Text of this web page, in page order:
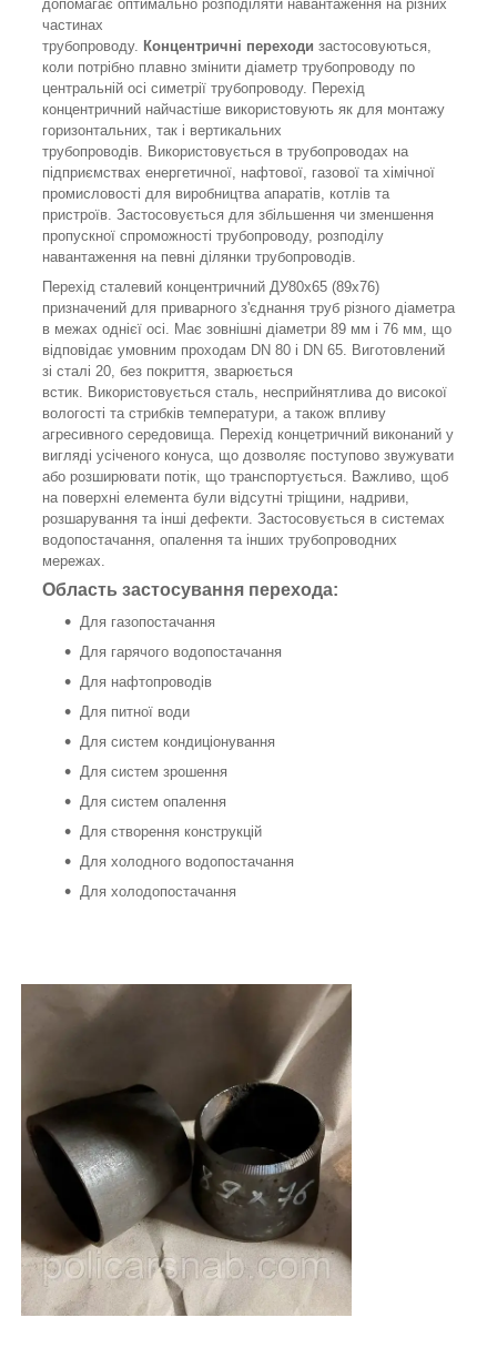
допомагає оптимально розподіляти навантаження на різних
частинах
трубопроводу. Концентричні переходи застосовуються,
коли потрібно плавно змінити діаметр трубопроводу по
центральній осі симетрії трубопроводу. Перехід
концентричний найчастіше використовують як для монтажу
горизонтальних, так і вертикальних
трубопроводів. Використовується в трубопроводах на
підприємствах енергетичної, нафтової, газової та хімічної
промисловості для виробництва апаратів, котлів та
пристроїв. Застосовується для збільшення чи зменшення
пропускної спроможності трубопроводу, розподілу
навантаження на певні ділянки трубопроводів.
Перехід сталевий концентричний ДУ80х65 (89х76)
призначений для приварного з'єднання труб різного діаметра
в межах однієї осі. Має зовнішні діаметри 89 мм і 76 мм, що
відповідає умовним проходам DN 80 і DN 65. Виготовлений
зі сталі 20, без покриття, зварюється
встик. Використовується сталь, несприйнятлива до високої
вологості та стрибків температури, а також впливу
агресивного середовища. Перехід концетричний виконаний у
вигляді усіченого конуса, що дозволяє поступово звужувати
або розширювати потік, що транспортується. Важливо, щоб
на поверхні елемента були відсутні тріщини, надриви,
розшарування та інші дефекти. Застосовується в системах
водопостачання, опалення та інших трубопроводних
мережах.
Область застосування перехода:
Для газопостачання
Для гарячого водопостачання
Для нафтопроводів
Для питної води
Для систем кондиціонування
Для систем зрошення
Для систем опалення
Для створення конструкцій
Для холодного водопостачання
Для холодопостачання